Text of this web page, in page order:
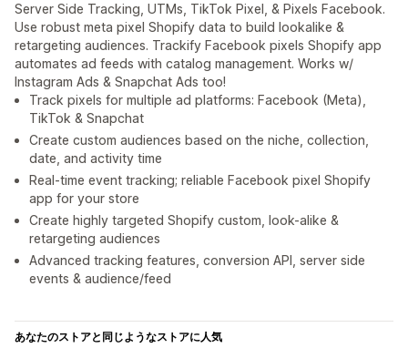
Server Side Tracking, UTMs, TikTok Pixel, & Pixels Facebook.
Use robust meta pixel Shopify data to build lookalike &
retargeting audiences. Trackify Facebook pixels Shopify app
automates ad feeds with catalog management. Works w/
Instagram Ads & Snapchat Ads too!
Track pixels for multiple ad platforms: Facebook (Meta),
TikTok & Snapchat
Create custom audiences based on the niche, collection,
date, and activity time
Real-time event tracking; reliable Facebook pixel Shopify
app for your store
Create highly targeted Shopify custom, look-alike &
retargeting audiences
Advanced tracking features, conversion API, server side
events & audience/feed
あなたのストアと同じようなストアに人気